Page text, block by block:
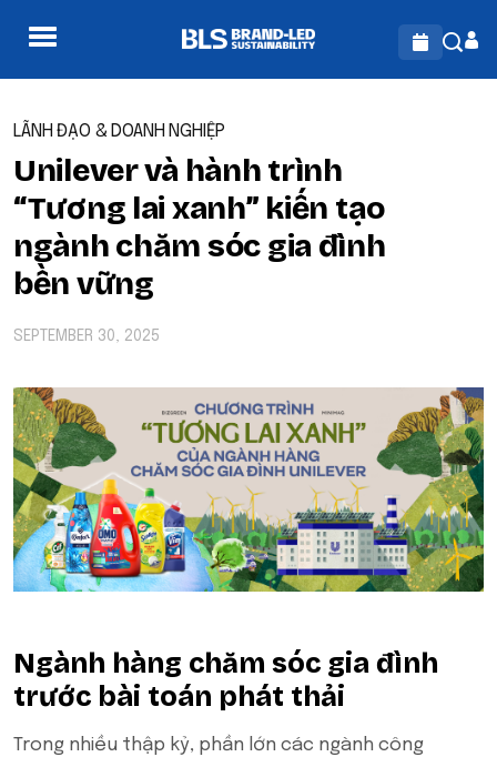
LÃNH ĐẠO & DOANH NGHIỆP
Unilever và hành trình
“Tương lai xanh” kiến tạo
ngành chăm sóc gia đình
bền vững
SEPTEMBER 30, 2025
Ngành hàng chăm sóc gia đình
trước bài toán phát thải
Trong nhiều thập kỷ, phần lớn các ngành công